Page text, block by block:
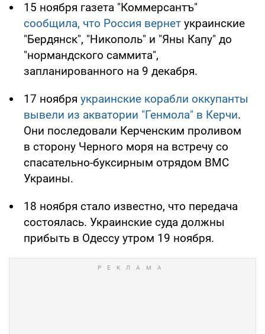
15 ноября газета "Коммерсантъ"
сообщила, что Россия вернет украинские
"Бердянск", "Никополь" и "Яны Капу" до
"нормандского саммита",
запланированного на 9 декабря.
17 ноября украинские корабли оккупанты
вывели из акватории "Генмола" в Керчи.
Они последовали Керченским проливом
в сторону Черного моря на встречу со
спасательно-буксирным отрядом ВМС
Украины.
18 ноября стало известно, что передача
состоялась. Украинские суда должны
прибыть в Одессу утром 19 ноября.